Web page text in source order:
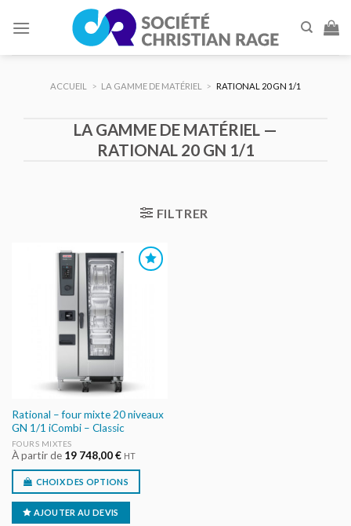
ACCUEIL > LA GAMME DE MATÉRIEL > RATIONAL 20 GN 1/1
LA GAMME DE MATÉRIEL —
RATIONAL 20 GN 1/1
FILTRER
AJOUTER
AU DEVIS
Rational – four mixte 20 niveaux
GN 1/1 iCombi – Classic
FOURS MIXTES
À partir de 19 748,00€ HT
CHOIX DES OPTIONS
AJOUTER AU DEVIS